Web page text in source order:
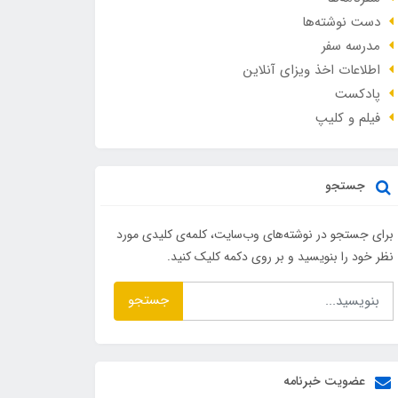
دست نوشته‌ها
مدرسه سفر
اطلاعات اخذ ویزای آنلاین
پادکست
فیلم و کلیپ
جستجو
برای جستجو در نوشته‌های وب‌سایت، کلمه‌ی کلیدی مورد
نظر خود را بنویسید و بر روی دکمه کلیک کنید.
جستجو
عضویت خبرنامه